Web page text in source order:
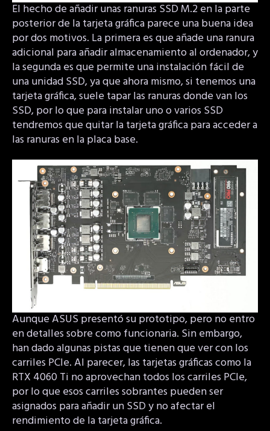
El hecho de añadir unas ranuras SSD M.2 en la parte
posterior de la tarjeta gráfica parece una buena idea
por dos motivos. La primera es que añade una ranura
adicional para añadir almacenamiento al ordenador, y
la segunda es que permite una instalación fácil de
una unidad SSD, ya que ahora mismo, si tenemos una
tarjeta gráfica, suele tapar las ranuras donde van los
SSD, por lo que para instalar uno o varios SSD
tendremos que quitar la tarjeta gráfica para acceder a
las ranuras en la placa base.
Aunque ASUS presentó su prototipo, pero no entro
en detalles sobre como funcionaria. Sin embargo,
han dado algunas pistas que tienen que ver con los
carriles PCIe. Al parecer, las tarjetas gráficas como la
RTX 4060 Ti no aprovechan todos los carriles PCIe,
por lo que esos carriles sobrantes pueden ser
asignados para añadir un SSD y no afectar el
rendimiento de la tarjeta gráfica.